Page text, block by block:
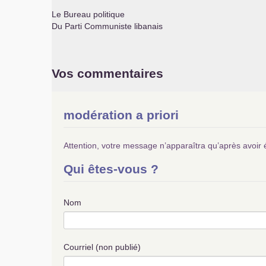
Le Bureau politique
Du Parti Communiste libanais
Vos commentaires
modération a priori
Attention, votre message n’apparaîtra qu’après avoir
Qui êtes-vous ?
Nom
Courriel (non publié)